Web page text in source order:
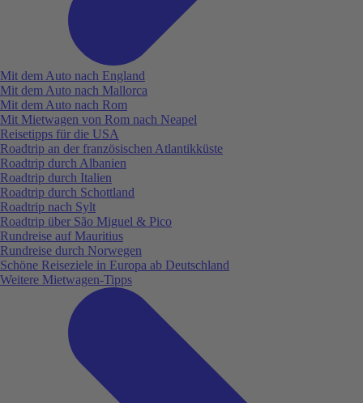
Mit dem Auto nach England
Mit dem Auto nach Mallorca
Mit dem Auto nach Rom
Mit Mietwagen von Rom nach Neapel
Reisetipps für die USA
Roadtrip an der französischen Atlantikküste
Roadtrip durch Albanien
Roadtrip durch Italien
Roadtrip durch Schottland
Roadtrip nach Sylt
Roadtrip über São Miguel & Pico
Rundreise auf Mauritius
Rundreise durch Norwegen
Schöne Reiseziele in Europa ab Deutschland
Weitere Mietwagen-Tipps